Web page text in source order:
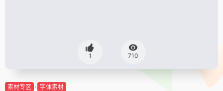
1 710
素材专区 字体素材